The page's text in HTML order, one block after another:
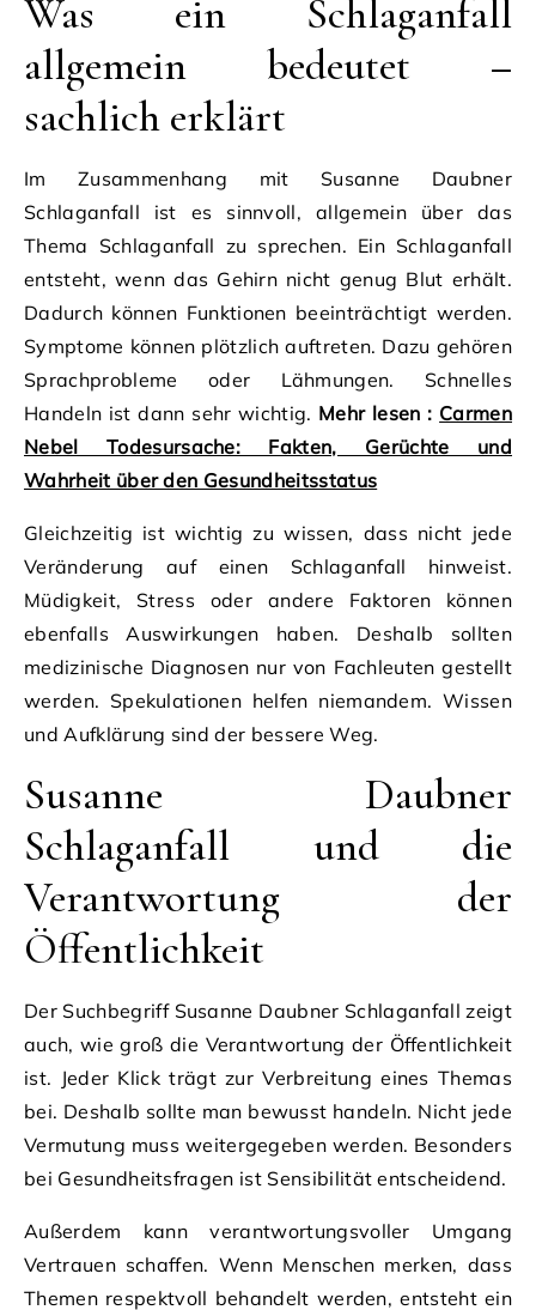
Was ein Schlaganfall
allgemein bedeutet –
sachlich erklärt
Im Zusammenhang mit Susanne Daubner
Schlaganfall ist es sinnvoll, allgemein über das
Thema Schlaganfall zu sprechen. Ein Schlaganfall
entsteht, wenn das Gehirn nicht genug Blut erhält.
Dadurch können Funktionen beeinträchtigt werden.
Symptome können plötzlich auftreten. Dazu gehören
Sprachprobleme oder Lähmungen. Schnelles
Handeln ist dann sehr wichtig. Mehr lesen : Carmen
Nebel Todesursache: Fakten, Gerüchte und
Wahrheit über den Gesundheitsstatus
Gleichzeitig ist wichtig zu wissen, dass nicht jede
Veränderung auf einen Schlaganfall hinweist.
Müdigkeit, Stress oder andere Faktoren können
ebenfalls Auswirkungen haben. Deshalb sollten
medizinische Diagnosen nur von Fachleuten gestellt
werden. Spekulationen helfen niemandem. Wissen
und Aufklärung sind der bessere Weg.
Susanne Daubner
Schlaganfall und die
Verantwortung der
Öffentlichkeit
Der Suchbegriff Susanne Daubner Schlaganfall zeigt
auch, wie groß die Verantwortung der Öffentlichkeit
ist. Jeder Klick trägt zur Verbreitung eines Themas
bei. Deshalb sollte man bewusst handeln. Nicht jede
Vermutung muss weitergegeben werden. Besonders
bei Gesundheitsfragen ist Sensibilität entscheidend.
Außerdem kann verantwortungsvoller Umgang
Vertrauen schaffen. Wenn Menschen merken, dass
Themen respektvoll behandelt werden, entsteht ein